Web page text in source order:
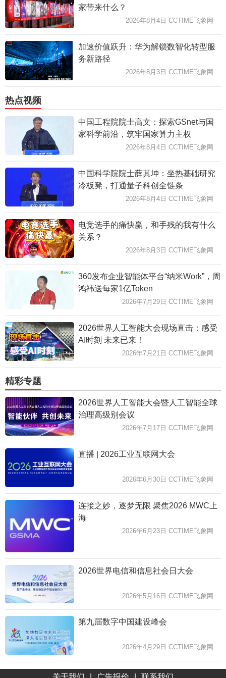
家带来什么？
2026年8月4日 CCTIME飞象网
加速价值跃升：华为解锁数智化转型服
务新路径
2026年8月3日 CCTIME飞象网
热点视频
中国工程院院士高文：探索GSnet与国
家科学前沿，筑牢国家算力主权
2026年8月4日 CCTIME飞象网
中国科学院院士薛其坤：坐热基础研究
冷板凳，打通量子科创全链条
2026年8月4日 CCTIME飞象网
电竞选手的痛快赢，和手残的我有什么
关系？
2026年8月3日 CCTIME飞象网
360发布企业智能体平台“纳米Work”，周
鸿祎送每家1亿Token
2026年7月29日 CCTIME飞象网
2026世界人工智能大会现场直击：感受
AI时刻 未来已来！
2026年7月21日 CCTIME飞象网
精彩专题
2026世界人工智能大会暨人工智能全球
治理高级别会议
2026年7月17日 CCTIME飞象网
直播 | 2026工业互联网大会
2026年6月30日 CCTIME飞象网
连接之妙，逐梦无限 聚焦2026 MWC上
海
2026年6月23日 CCTIME飞象网
2026世界电信和信息社会日大会
2026年5月16日 CCTIME飞象网
第九届数字中国建设峰会
2026年4月29日 CCTIME飞象网